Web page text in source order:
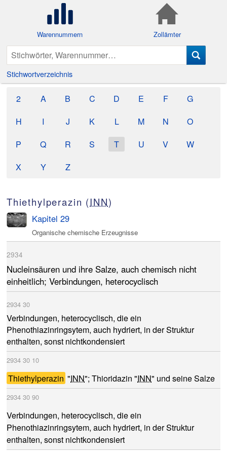
Warennummern Zollämter
Stichwortverzeichnis
2 A B C D E F
G
H
I J K L M N
O
P
Q R S T U V
W
X
Y Z
Thiethylperazin (INN)
Organische chemische Erzeugnisse
Kapitel 29
2934
Nucleinsäuren und ihre Salze, auch chemisch nicht
einheitlich; Verbindungen, heterocyclisch
2934 30
Verbindungen, heterocyclisch, die ein
Phenothiazinringsytem, auch hydriert, in der Struktur
enthalten, sonst nichtkondensiert
2934 30 10
Thiethylperazin "INN"; Thioridazin "INN" und seine Salze
2934 30 90
Verbindungen, heterocyclisch, die ein
Phenothiazinringsytem, auch hydriert, in der Struktur
enthalten, sonst nichtkondensiert